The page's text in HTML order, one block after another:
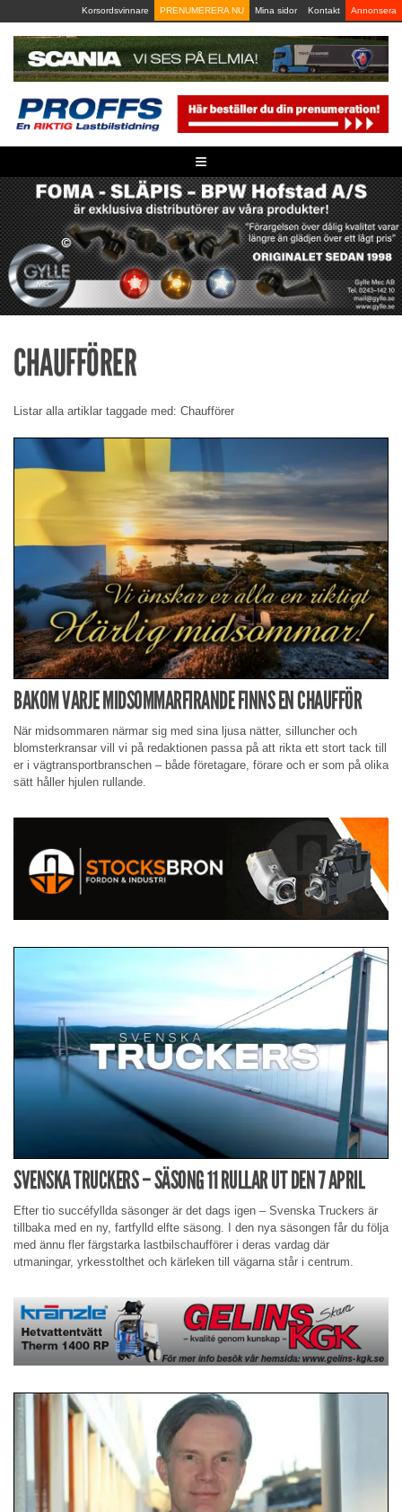
to
content
Korsordsvinnare PRENUMERERA NU Mina sidor Kontakt Annonsera
≡
CHAUFFÖRER
Listar alla artiklar taggade med: Chaufförer
BAKOM VARJE MIDSOMMARFIRANDE FINNS EN CHAUFFÖR
När midsommaren närmar sig med sina ljusa nätter, silluncher och
blomsterkransar vill vi på redaktionen passa på att rikta ett stort tack till
er i vägtransportbranschen – både företagare, förare och er som på olika
sätt håller hjulen rullande.
SVENSKA TRUCKERS – SÄSONG 11 RULLAR UT DEN 7 APRIL
Efter tio succéfyllda säsonger är det dags igen – Svenska Truckers är
tillbaka med en ny, fartfylld elfte säsong. I den nya säsongen får du följa
med ännu fler färgstarka lastbilschaufförer i deras vardag där
utmaningar, yrkesstolthet och kärleken till vägarna står i centrum.